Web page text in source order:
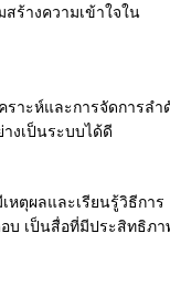
ร้างความเข้าใจใน
ราะห์และการจัดการลำ
งเป็นระบบได้ดี
หตุผลและเรียนรู้วิธีการ
บ เป็นสื่อที่มีประสิทธิภ